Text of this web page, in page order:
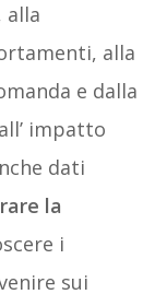
alla
alla
e dalla
impatto
dati
la
i
sui